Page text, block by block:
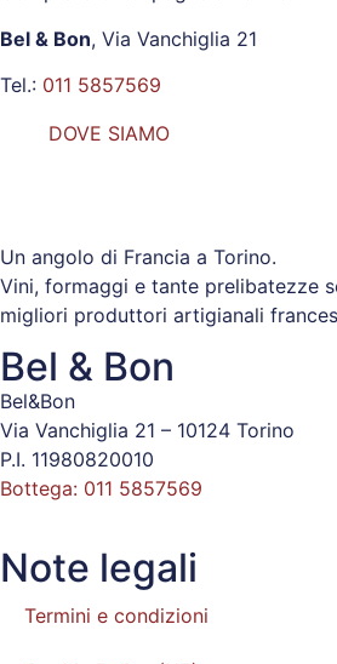
Bel & Bon, Via Vanchiglia 21
Tel.: 011 5857569
DOVE SIAMO
Un angolo di Francia a Torino.
Vini, formaggi e tante prelibatezze
migliori produttori artigianali
Bel & Bon
Bel&Bon
Via Vanchiglia 21 – 10124 Torino
P.I. 11980820010
Bottega: 011 5857569
Note legali
Termini e condizioni